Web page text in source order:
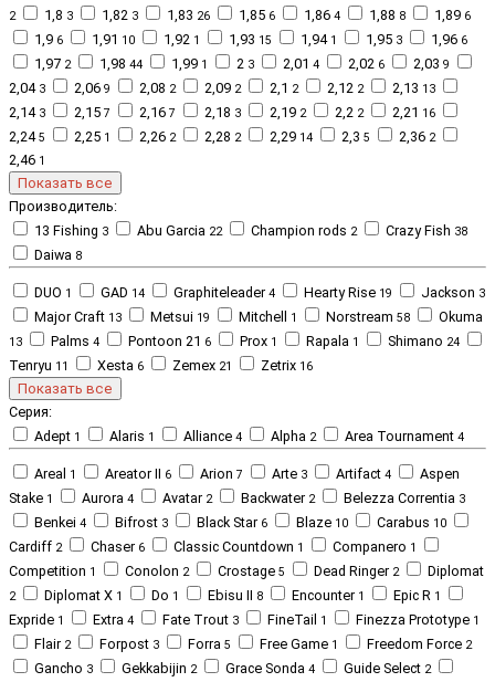
2 1,8 3 1,82 3 1,83 26 1,85 6 1,86 4 1,88 8 1,89 6
1,9 6 1,91 10 1,92 1 1,93 15 1,94 1 1,95 3 1,96 6
1,97 2 1,98 44 1,99 1 2 3 2,01 4 2,02 6 2,03 9
2,04 3 2,06 9 2,08 2 2,09 2 2,1 2 2,12 2 2,13 13
2,14 3 2,15 7 2,16 7 2,18 3 2,19 2 2,2 2 2,21 16
2,245 2,25 1 2,26 2 2,28 2 2,29 14 2,3 5 2,36 2
2,46 1
Показать все
Производитель:
13 Fishing 3 Abu Garcia 22 Champion rods 2 Crazy Fish 38
Daiwa 8
DUO 1 GAD 14 Graphiteleader 4 Hearty Rise 19 Jackson 3
Major Craft 13 Metsui 19 Mitchell 1 Norstream 58 Okuma
13 Palms 4 Pontoon 21 6 Prox 1 Rapala 1 Shimano 24
Tenryu 11 Xesta 6 Zemex 21 Zetrix 16
Показать все
Серия:
Adept 1 Alaris 1 Alliance 4 Alpha 2 Area Tournament 4
Areal 1 Areator II 6 Arion 7 Arte 3 Artifact 4
Aspen
Stake 1 Aurora 4 Avatar 2 Backwater 2 Belezza Correntia 3
Benkei 4 Bifrost 3 Black Star 6 Blaze 10 Carabus 10
Cardiff 2 Chaser 6 Classic Countdown 1 Companero 1
Competition 1 Conolon 2 Crostage 5 Dead Ringer 2 Diplomat
2 Diplomat X 1 Do 1 Ebisu II 8 Encounter 1 Epic R 1
Expride 1 Extra 4 Fate Trout 3 FineTail 1 Finezza Prototype 1
Flair 2 Forpost 3 Forra 5 Free Game 1 Freedom Force 2
Gancho 3 Gekkabijin 2 Grace Sonda 4 Guide Select 2